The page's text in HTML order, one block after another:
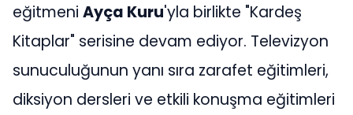
eğitmeni Ayça Kuru'yla birlikte "Kardeş
Kitaplar" serisine devam ediyor. Televizyon
sunuculuğunun yanı sıra zarafet eğitimleri,
diksiyon dersleri ve etkili konuşma eğitimleri